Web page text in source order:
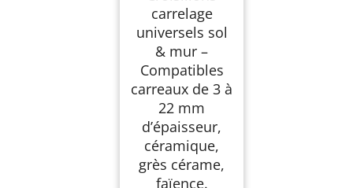
carrelage
universels sol
& mur –
Compatibles
carreaux de 3 à
22 mm
d’épaisseur,
céramique,
grès cérame,
faïence.